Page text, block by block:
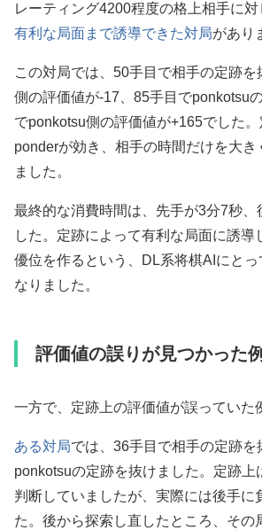
レーティング4200程度の格上相手に対
有利な局面まで誘導できた対局があり
この対局では、50手目で相手の定跡
側の評価値が-17、85手目でponkotsu
でponkotsu側の評価値が+165でした
ponderが効き、相手の時間だけを大き
ました。
最終的な消費時間は、先手が3分7秒、
した。定跡によって有利な局面に誘導
優位を作るという、DL系将棋AIにと
なりました。
評価値の誤りが見つかった例
一方で、定跡上の評価値が誤っていた
ある対局では、36手目で相手の定跡を
ponkotsuの定跡を抜けました。定跡上
判断していましたが、実際には後手に
た。後から探索し直したところ、その